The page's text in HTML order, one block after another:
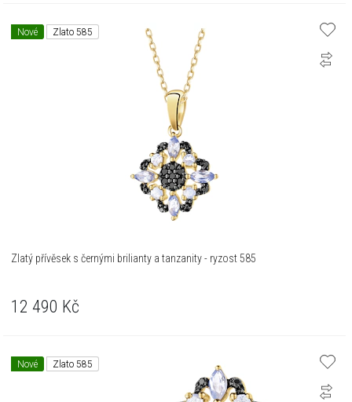
Nové Zlato 585
Zlatý přívěsek s černými brilianty a tanzanity - ryzost 585
12 490 Kč
Nové Zlato 585